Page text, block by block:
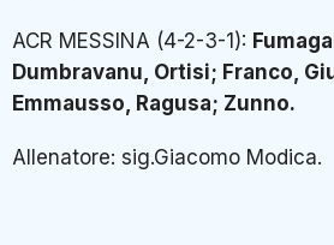
ACR MESSINA (4-2-3-1):
Dumbravanu, Ortisi; Franco,
Emmausso, Ragusa; Zunno.
Allenatore: sig.Giacomo Modica.